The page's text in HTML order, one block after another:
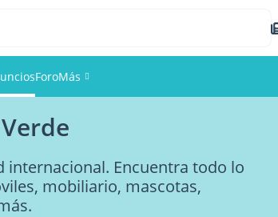
ForoMás
Eventos
MiembrosEncuentra todo lo
mobiliario, mascotas,